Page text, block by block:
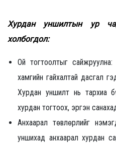
Хурдан уншилтын ур
холбогдол:
Ой тогтоолтыг
хамгийн гайхалтай дасгал
Хурдан уншилт нь тархиа
хурдан тогтоох, эргэн
Анхаарал төвлөрлийг
уншихад анхаарал хурдан